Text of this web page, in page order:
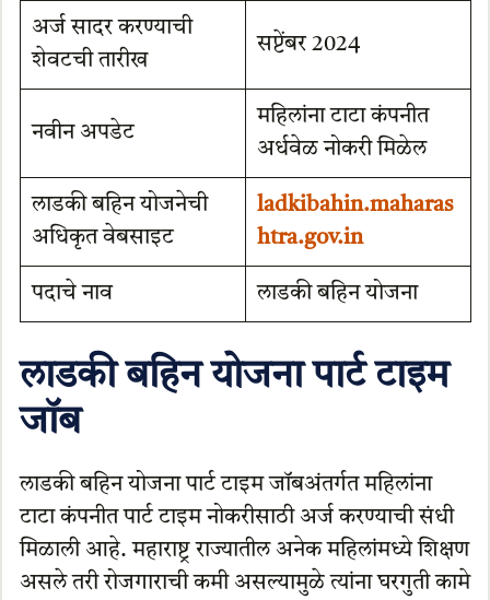
अर्ज सादर करण्याची
शेवटची तारीख
सप्टेंबर 2024
नवीन अपडेट
महिलांना टाटा कंपनीत
अर्धवेळ नोकरी मिळेल
लाडकी बहिन योजनेची
अधिकृत वेबसाइट
ladkibahin.maharas
htra.gov.in
पदाचे नाव लाडकी बहिन योजना
लाडकी बहिन योजना पार्ट टाइम
जॉब
लाडकी बहिन योजना पार्ट टाइम जॉबअंतर्गत महिलांना
टाटा कंपनीत पार्ट टाइम नोकरीसाठी अर्ज करण्याची संधी
मिळाली आहे. महाराष्ट्र राज्यातील अनेक महिलांमध्ये शिक्षण
असले तरी रोजगाराची कमी असल्यामुळे त्यांना घरगुती कामे